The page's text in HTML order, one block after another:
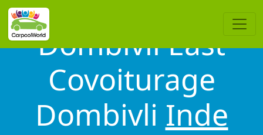
Dombivli East
Covoiturage
Dombivli Inde